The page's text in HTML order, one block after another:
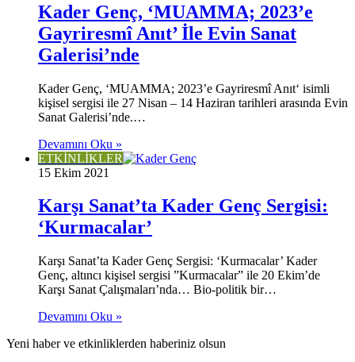
Kader Genç, ‘MUAMMA; 2023’e
Gayriresmî Anıt’ İle Evin Sanat
Galerisi’nde
Kader Genç, ‘MUAMMA; 2023’e Gayriresmî Anıt‘ isimli
kişisel sergisi ile 27 Nisan – 14 Haziran tarihleri arasında Evin
Sanat Galerisi’nde.…
Devamını Oku »
ETKİNLİKLER
15 Ekim 2021
Karşı Sanat’ta Kader Genç Sergisi:
‘Kurmacalar’
Karşı Sanat’ta Kader Genç Sergisi: ‘Kurmacalar’ Kader
Genç, altıncı kişisel sergisi ”Kurmacalar” ile 20 Ekim’de
Karşı Sanat Çalışmaları’nda… Bio-politik bir…
Devamını Oku »
Yeni haber ve etkinliklerden haberiniz olsun